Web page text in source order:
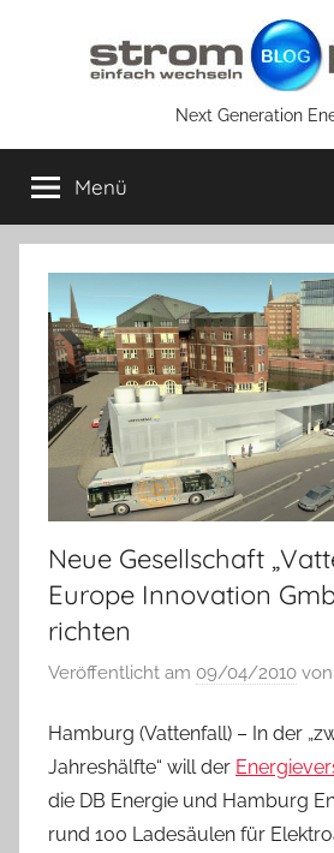
Next Generation
Menü
Neue Gesellschaft
Europe Innovation
richten
Veröffentlicht am 09/04/2010 von
Hamburg (Vattenfall) – In der
Jahreshälfte“ will der
die DB Energie und Hamburg
rund 100 Ladesäulen für